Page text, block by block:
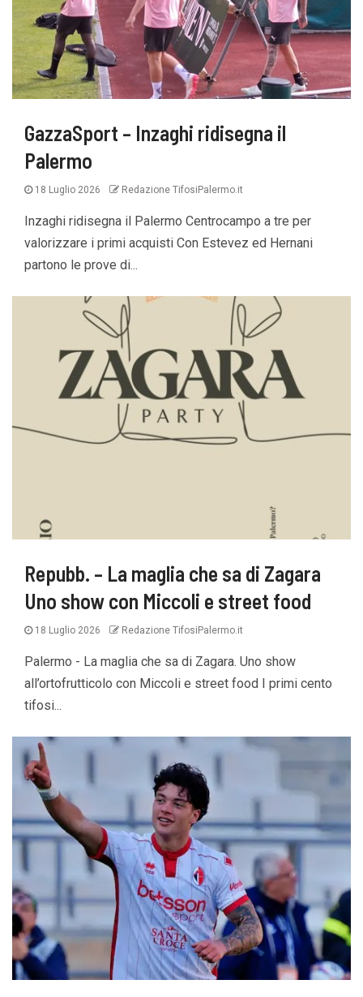
GazzaSport – Inzaghi ridisegna il
Palermo
18 Luglio 2026 Redazione TifosiPalermo.it
Inzaghi ridisegna il Palermo Centrocampo a tre per
valorizzare i primi acquisti Con Estevez ed Hernani
partono le prove di...
Repubb. – La maglia che sa di Zagara
Uno show con Miccoli e street food
18 Luglio 2026 Redazione TifosiPalermo.it
Palermo - La maglia che sa di Zagara. Uno show
all’ortofrutticolo con Miccoli e street food I primi cento
tifosi...